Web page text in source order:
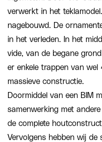
verwerkt in het
nagebouwd. De
in het verleden. In het
vide, van de begane
er enkele trappen van
massieve constructie.
Doormiddel van een BIM
samenwerking met
de complete
Vervolgens hebben wij